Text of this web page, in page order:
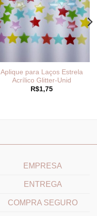
Aplique para Laços Estrela
Acrílico Glitter-Unid
R$1,75
EMPRESA
ENTREGA
COMPRA SEGURO